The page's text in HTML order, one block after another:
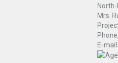
Mrs.
E-